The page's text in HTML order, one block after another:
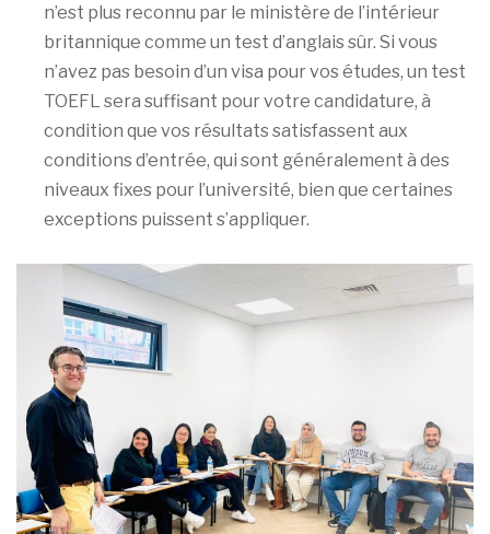
n’est plus reconnu par le ministère de l’intérieur
britannique comme un test d’anglais sûr. Si vous
n’avez pas besoin d’un visa pour vos études, un test
TOEFL sera suffisant pour votre candidature, à
condition que vos résultats satisfassent aux
conditions d’entrée, qui sont généralement à des
niveaux fixes pour l’université, bien que certaines
exceptions puissent s’appliquer.